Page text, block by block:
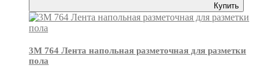
Купить
3M 764 Лента напольная разметочная для разметки
пола